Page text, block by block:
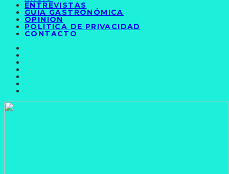
ENTREVISTAS
GUÍA GASTRONÓMICA
OPINIÓN
POLÍTICA DE PRIVACIDAD
CONTACTO